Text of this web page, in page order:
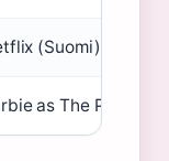
(Suomi)
as The